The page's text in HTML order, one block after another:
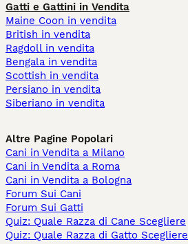
Gatti e Gattini in Vendita
Maine Coon in vendita
British in vendita
Ragdoll in vendita
Bengala in vendita
Scottish in vendita
Persiano in vendita
Siberiano in vendita
Altre Pagine Popolari
Cani in Vendita a Milano
Cani in Vendita a Roma
Cani in Vendita a Bologna
Forum Sui Cani
Forum Sui Gatti
Quiz: Quale Razza di Cane Scegliere
Quiz: Quale Razza di Gatto Scegliere